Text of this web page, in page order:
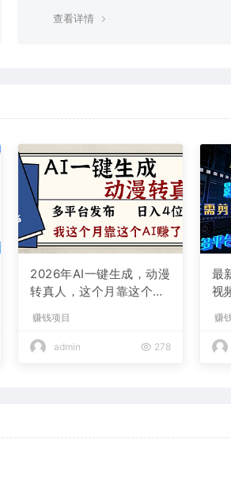
查看详情
2026年AI一键生成，动漫
转真人，这个月靠这个AI
赚钱项目
admin 278
最
视
现
赚